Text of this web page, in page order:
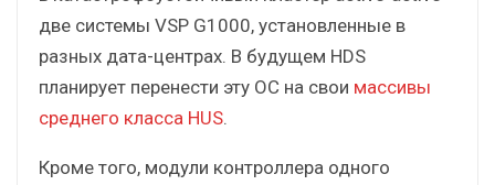
две системы VSP G1000, установленные в
разных дата-центрах. В будущем HDS
планирует перенести эту ОС на свои массивы
среднего класса HUS.
Кроме того, модули контроллера одного